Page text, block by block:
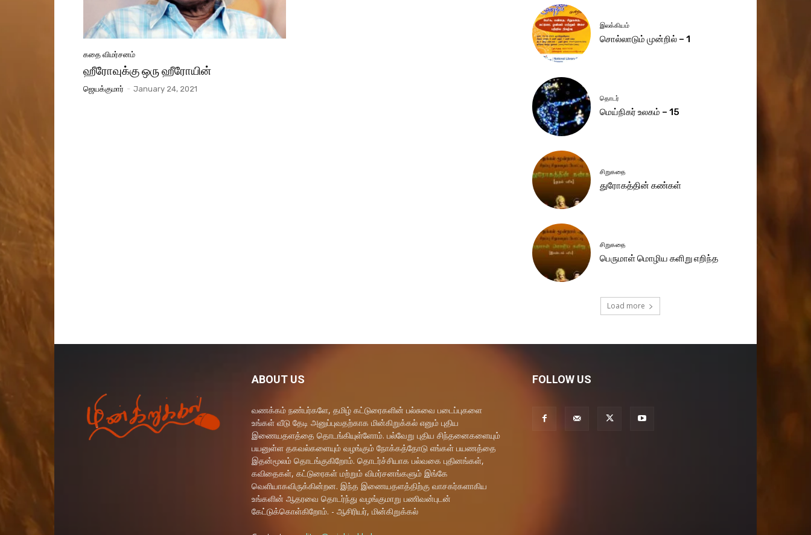
கதை விமர்சனம்
ஹீரோவுக்கு ஒரு ஹீரோயின்
ஜெயக்குமார் - January 24, 2021
இலக்கியம்
சொல்லாடும் முன்றில் – 1
தொடர்
மெய்நிகர் உலகம் – 15
சிறுகதை
துரோகத்தின் கண்கள்
சிறுகதை
பெருமாள் மொழிய களிறு எறிந்த
Load more
ABOUT US
வணக்கம் நண்பர்களே, தமிழ் கட்டுரைகளின் பல்சுவை படைப்புகளை
உங்கள் வீடு தேடி அனுப்புவதற்காக மின்கிறுக்கல் எனும் புதிய
இணையதளத்தை தொடங்கியுள்ளோம். பல்வேறு புதிய சிந்தனைகளையும்
பயனுள்ள தகவல்களையும் வழங்கும் நோக்கத்தோடு எங்கள் பயணத்தை
இதன்மூலம் தொடங்குகிறோம். தொடர்ச்சியாக பல்வகை புதினங்கள்,
கவிதைகள், கட்டுரைகள் மற்றும் விமர்சனங்களும் இங்கே
வெளியாகவிருக்கின்றன. இந்த இணையதளத்திற்கு வாசகர்களாகிய
உங்களின் ஆதரவை தொடர்ந்து வழங்குமாறு பணிவன்புடன்
கேட்டுக்கொள்கிறோம். - ஆசிரியர், மின்கிறுக்கல்
FOLLOW US